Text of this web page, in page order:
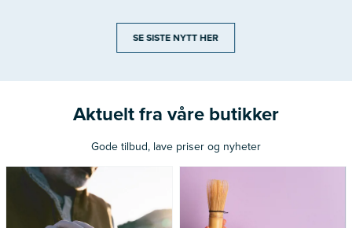
SE SISTE NYTT HER
Aktuelt fra våre butikker
Gode tilbud, lave priser og nyheter
Nå: 260 kr Før: 325 kr